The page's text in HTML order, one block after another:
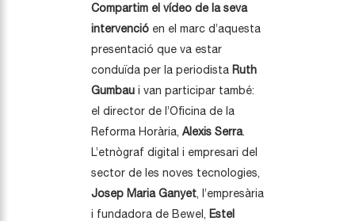
Compartim el vídeo de la seva
intervenció en el marc d’aquesta
presentació que va estar
conduïda per la periodista Ruth
Gumbau i van participar també:
el director de l’Oficina de la
Reforma Horària, Alexis Serra.
L’etnògraf digital i empresari del
sector de les noves tecnologies,
Josep Maria Ganyet, l’empresària
i fundadora de Bewel, Estel